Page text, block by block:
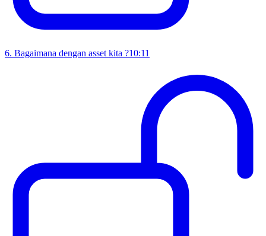
6. Bagaimana dengan asset kita ?10:11